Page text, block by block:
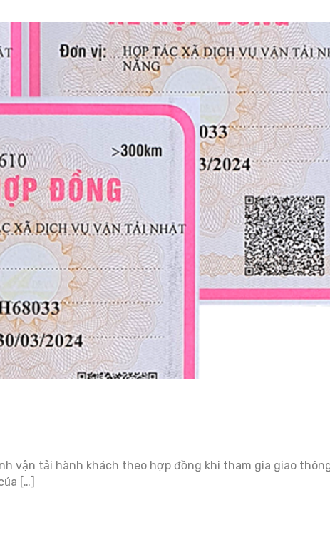
vận tải hành khách theo hợp đồng khi tham gia giao
[…]